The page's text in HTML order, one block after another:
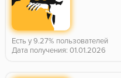
Есть у 9.27% пользователей
Дата получения: 01.01.2026